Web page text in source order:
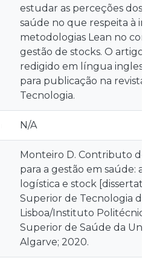
estudar as perceções dos
saúde no que respeita à
metodologias Lean no
gestão de stocks. O artigo
redigido em língua
para publicação na revista
Tecnologia.
N/A
Monteiro D. Contributo do
para a gestão em saúde:
logística e stock
Superior de Tecnologia da
Lisboa/Instituto Politécnico
Superior de Saúde da
Algarve; 2020.